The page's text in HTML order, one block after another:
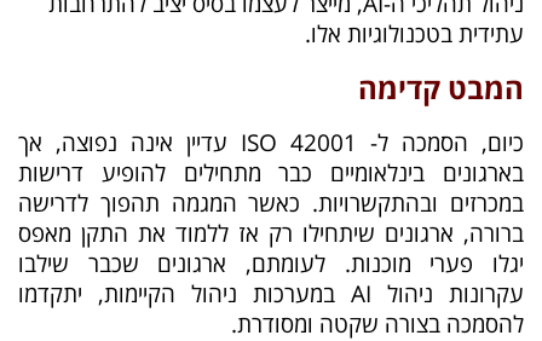
עתידית בטכנולוגיות אלו.
המבט קדימה
כיום, הסמכה ל- ISO 42001 עדיין אינה נפוצה, אך
בארגונים בינלאומיים כבר מתחילים להופיע דרישות
במכרזים ובהתקשרויות. כאשר המגמה תהפוך לדרישה
ברורה, ארגונים שיתחילו רק אז ללמוד את התקן מאפס
יגלו פערי מוכנות. לעומתם, ארגונים שכבר שילבו
עקרונות ניהול AI במערכות ניהול הקיימות, יתקדמו
להסמכה בצורה שקטה ומסודרת.